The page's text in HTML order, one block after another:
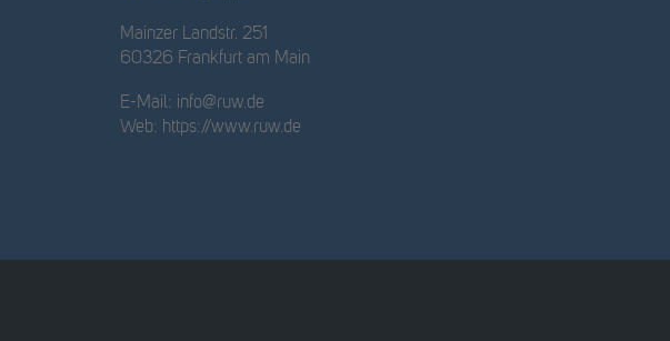
Mainzer Landstr. 251
60326 Frankfurt am Main
E-Mail: info@ruw.de
Web: https://www.ruw.de